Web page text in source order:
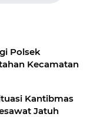
Polsek
Kecamatan
Kantibmas
Jatuh